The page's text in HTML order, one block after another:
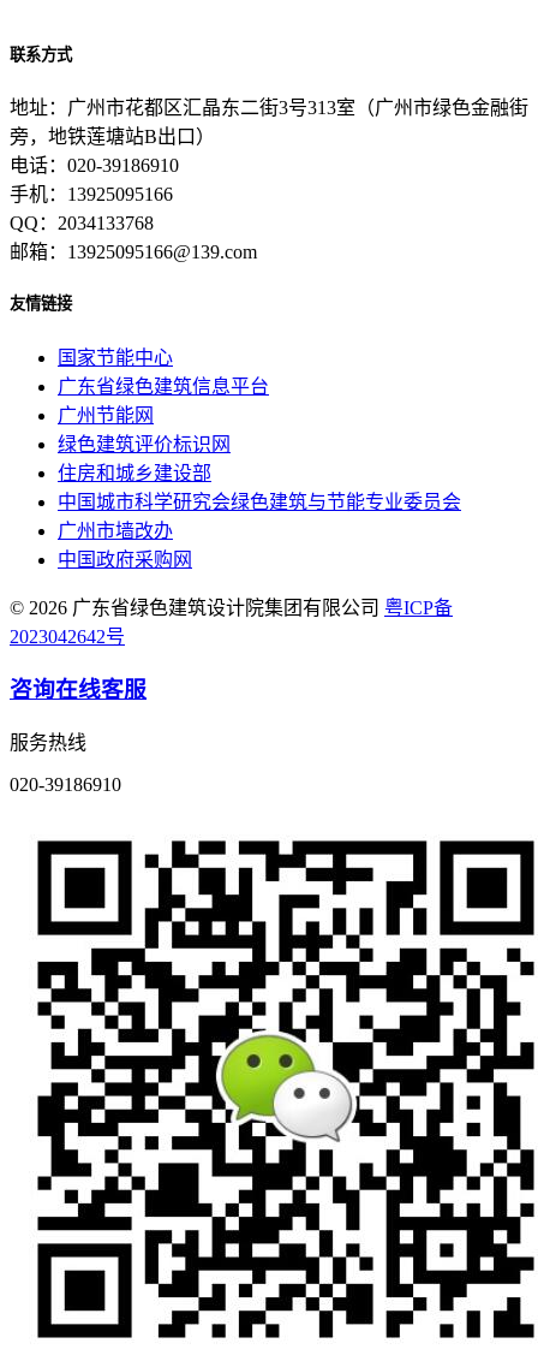
联系方式
地址：广州市花都区汇晶东二街3号313室（广州市绿色金融街
旁，地铁莲塘站B出口）
电话：020-39186910
手机：13925095166
QQ：2034133768
邮箱：13925095166@139.com
友情链接
国家节能中心
广东省绿色建筑信息平台
广州节能网
绿色建筑评价标识网
住房和城乡建设部
中国城市科学研究会绿色建筑与节能专业委员会
广州市墙改办
中国政府采购网
© 2026 广东省绿色建筑设计院集团有限公司 粤ICP备
2023042642号
咨询在线客服
服务热线
020-39186910